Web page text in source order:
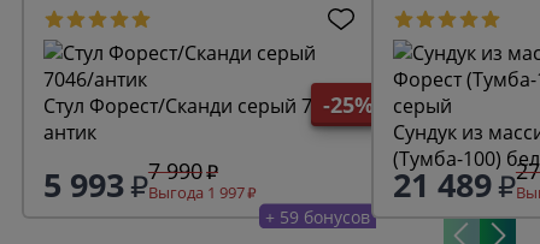
-25%
Стул Форест/Сканди серый 7046/
антик
5 993 7 990
Выгода 1 997
+ 59 бонусов
Сундук из
(Тумба-100)
21 489